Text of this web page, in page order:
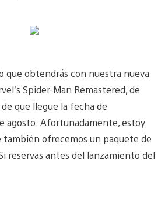
que obtendrás con nuestra nueva
Spider-Man Remastered, de
que llegue la fecha de
agosto. Afortunadamente, estoy
también ofrecemos un paquete de
reservas antes del lanzamiento del